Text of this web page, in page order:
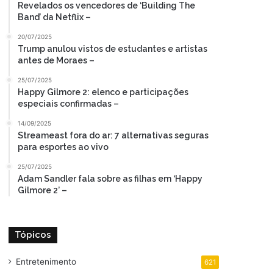
Revelados os vencedores de ‘Building The
Band’ da Netflix –
20/07/2025
Trump anulou vistos de estudantes e artistas
antes de Moraes –
25/07/2025
Happy Gilmore 2: elenco e participações
especiais confirmadas –
14/09/2025
Streameast fora do ar: 7 alternativas seguras
para esportes ao vivo
25/07/2025
Adam Sandler fala sobre as filhas em ‘Happy
Gilmore 2’ –
Tópicos
Entretenimento 621